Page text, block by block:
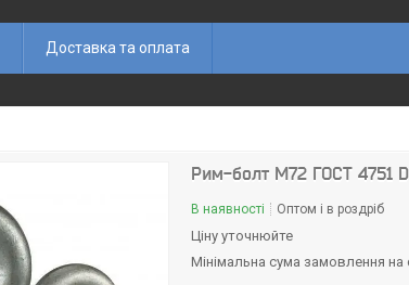
Доставка та оплата
Рим-болт М72 ГОСТ 4751
В наявності Оптом і в роздріб
Ціну уточнюйте
Мінімальна сума замовлення на